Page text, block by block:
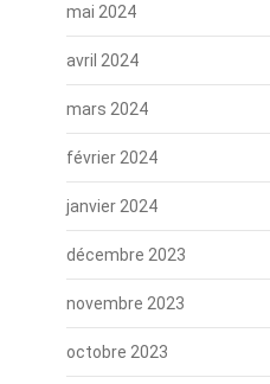
mai 2024
avril 2024
mars 2024
février 2024
janvier 2024
décembre 2023
novembre 2023
octobre 2023